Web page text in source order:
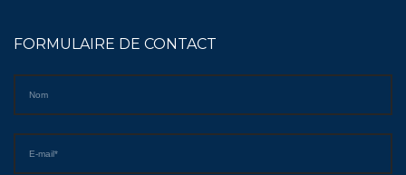
FORMULAIRE DE CONTACT